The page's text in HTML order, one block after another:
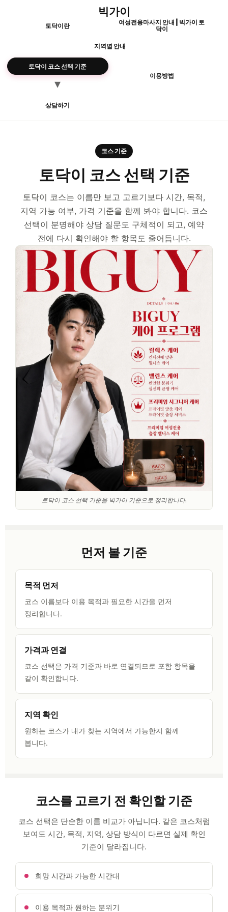
빅가이
토닥이란
여성전용마사지 안내 | 빅가이 토
닥이
지역별 안내
토닥이 코스 선택 기준
이용방법
상담하기
코스 기준
토닥이 코스 선택 기준
토닥이 코스는 이름만 보고 고르기보다 시간, 목적,
지역 가능 여부, 가격 기준을 함께 봐야 합니다. 코스
선택이 분명해야 상담 질문도 구체적이 되고, 예약
전에 다시 확인해야 할 항목도 줄어듭니다.
토닥이 코스 선택 기준을 빅가이 기준으로 정리합니다.
먼저 볼 기준
목적 먼저
코스 이름보다 이용 목적과 필요한 시간을 먼저
정리합니다.
가격과 연결
코스 선택은 가격 기준과 바로 연결되므로 포함 항목을
같이 확인합니다.
지역 확인
원하는 코스가 내가 찾는 지역에서 가능한지 함께
봅니다.
코스를 고르기 전 확인할 기준
코스 선택은 단순한 이름 비교가 아닙니다. 같은 코스처럼
보여도 시간, 목적, 지역, 상담 방식이 다르면 실제 확인
기준이 달라집니다.
희망 시간과 가능한 시간대
이용 목적과 원하는 분위기